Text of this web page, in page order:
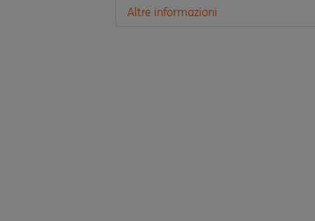
Altre informazioni